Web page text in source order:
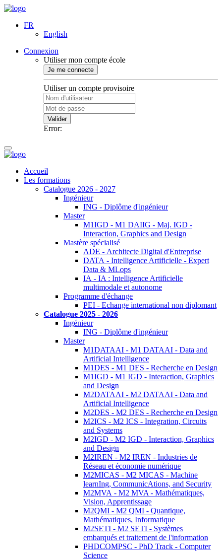
FR
English
Connexion
Utiliser mon compte école
Je me connecte
Utiliser un compte provisoire
Valider
Error:
Accueil
Les formations
Catalogue 2026 - 2027
Ingénieur
ING - Diplôme d'ingénieur
Master
M1IGD - M1 DAIIG - Maj. IGD -
Interaction, Graphics and Design
Mastère spécialisé
ADE - Architecte Digital d'Entreprise
DATA - Intelligence Artificielle - Expert
Data & MLops
IA - IA : Intelligence Artificielle
multimodale et autonome
Programme d'échange
PEI - Echange international non diplomant
Catalogue 2025 - 2026
Ingénieur
ING - Diplôme d'ingénieur
Master
M1DATAAI - M1 DATAAI - Data and
Artificial Intelligence
M1DES - M1 DES - Recherche en Design
M1IGD - M1 IGD - Interaction, Graphics
and Design
M2DATAAI - M2 DATAAI - Data and
Artificial Intelligence
M2DES - M2 DES - Recherche en Design
M2ICS - M2 ICS - Integration, Circuits
and Systems
M2IGD - M2 IGD - Interaction, Graphics
and Design
M2IREN - M2 IREN - Industries de
Réseau et économie numérique
M2MICAS - M2 MICAS - Machine
learnIng, CommunicAtions, and Security
M2MVA - M2 MVA - Mathématiques,
Vision, Apprentissage
M2QMI - M2 QMI - Quantique,
Mathématiques, Informatique
M2SETI - M2 SETI - Systèmes
embarqués et traitement de l'information
PHDCOMPSC - PhD Track - Computer
Science